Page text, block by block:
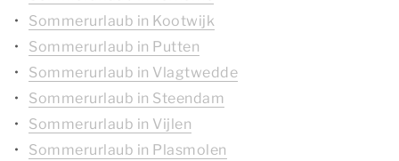
Sommerurlaub in Kootwijk
Sommerurlaub in Putten
Sommerurlaub in Vlagtwedde
Sommerurlaub in Steendam
Sommerurlaub in Vijlen
Sommerurlaub in Plasmolen